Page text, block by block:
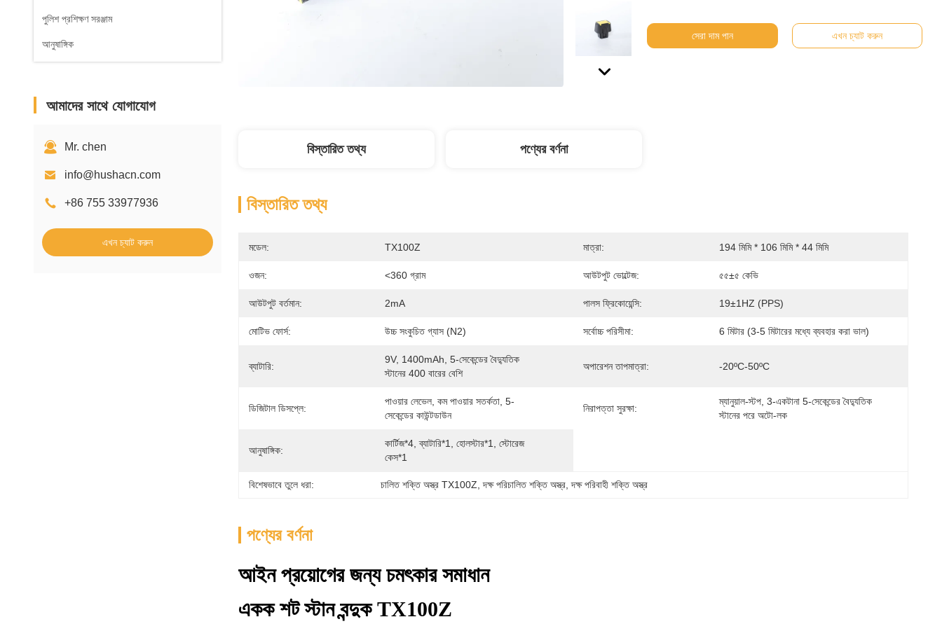
পুলিশ প্রশিক্ষণ সরঞ্জাম
আনুষাঙ্গিক
আমাদের সাথে যোগাযোগ
Mr. chen
info@hushacn.com
+86 755 33977936
এখন চ্যাট করুন
সেরা দাম পান এখন চ্যাট করুন
বিস্তারিত তথ্য পণ্যের বর্ণনা
বিস্তারিত তথ্য
মডেল: TX100Z মাত্রা: 194 মিমি * 106 মিমি * 44 মিমি
ওজন: <360 গ্রাম আউটপুট ভোল্টেজ: ৫৫±৫ কেভি
আউটপুট বর্তমান: 2mA পালস ফ্রিকোয়েন্সি: 19±1HZ (PPS)
মোটিভ ফোর্স: উচ্চ সংকুচিত গ্যাস (N2) সর্বোচ্চ পরিসীমা: 6 মিটার (3-5 মিটারের মধ্যে ব্যবহার করা ভাল)
ব্যাটারি:
9V, 1400mAh, 5-সেকেন্ডের বৈদ্যুতিক
স্টানের 400 বারের বেশি
অপারেশন তাপমাত্রা: -20ºC-50ºC
ডিজিটাল ডিসপ্লে:
পাওয়ার লেভেল, কম পাওয়ার সতর্কতা, 5-
সেকেন্ডের কাউন্টডাউন
নিরাপত্তা সুরক্ষা:
ম্যানুয়াল-স্টপ, 3-একটানা 5-সেকেন্ডের বৈদ্যুতিক
স্টানের পরে অটো-লক
আনুষাঙ্গিক:
কার্টিজ*4, ব্যাটারি*1, হোলস্টার*1, স্টোরেজ
কেস*1
বিশেষভাবে তুলে ধরা: চালিত শক্তি অস্ত্র TX100Z , দক্ষ পরিচালিত শক্তি অস্ত্র , দক্ষ পরিবাহী শক্তি অস্ত্র
পণ্যের বর্ণনা
আইন প্রয়োগের জন্য চমৎকার সমাধান
একক শট স্টান বন্দুক TX100Z